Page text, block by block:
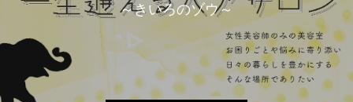
～きいろのゾウ～